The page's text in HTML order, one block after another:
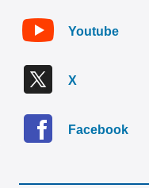
Youtube
X
Facebook